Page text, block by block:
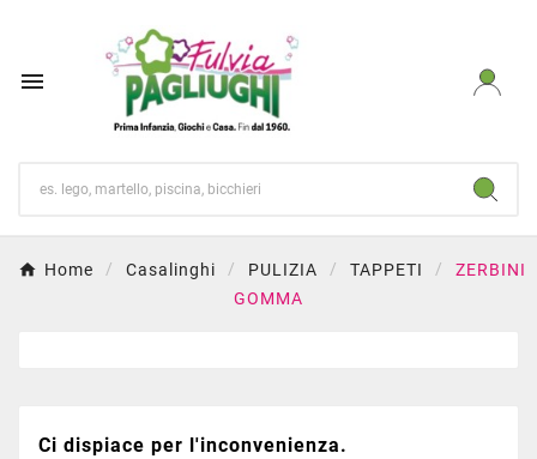

Home Casalinghi PULIZIA TAPPETI
ZERBINI
GOMMA
Ci dispiace per l'inconvenienza.